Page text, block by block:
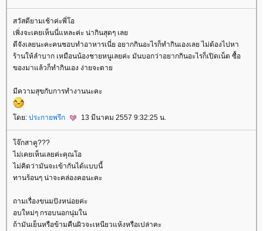
สวัสดียามเช้าค่ะพี่โอ
เพิ่งจะเคยเห็นนี่แหละค่ะ น่ากินสุดๆ เล
ดีจังเลยนะคะคนชอบทำอาหารเนี่ย อยากกินอะไรก็ทำกินเองเลย ไม่ต้องไปหา
ร้านให้ลำบาก เหมือนน้องชายหนูเลยค่ะ มันบอกว่าอยากกินอะไรก็เปิดเน็ต ซื้อ
ของมาแล้วก็ทำกินเอง ง่ายจะตา
มีความสุขกับการทำงานนะคะ
ดย: ประกายพรึก 13 มีนาคม 2557 9:32:25 น.
จ๊กสาคู???
ไม่เคยเห็นเลยค่ะคุณโอ
ไม่คิดว่ามันจะเข้ากันได้แบบนี้
ทานร้อนๆ น่าจะคล่องคอนะคะ
ถามเรื่องขนมปังหน่อยค่ะ
อบใหม่ๆ กรอบนอกนุ่มใน
ถ้ามันเย็นหรือข้ามคืนผิวจะเหนียวแห้งหรือเปล่าคะ